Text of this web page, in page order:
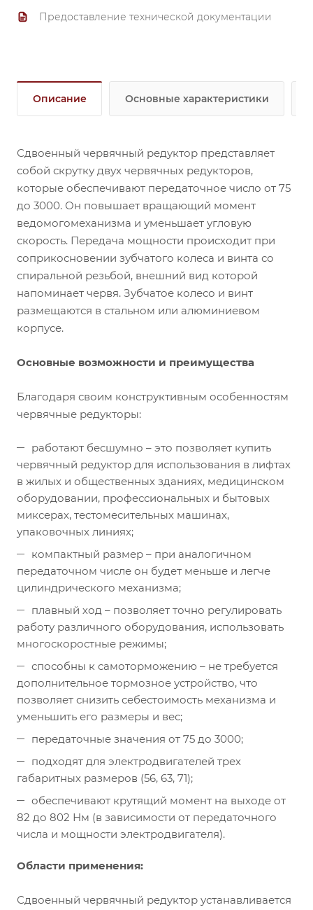
размеров (56, 63, 71);
Предоставление технической документации
Описание Основные характеристики
Сдвоенный червячный редуктор представляет
собой скрутку двух червячных редукторов,
которые обеспечивают передаточное число от 75
до 3000. Он повышает вращающий момент
ведомогомеханизма и уменьшает угловую
скорость. Передача мощности происходит при
соприкосновении зубчатого колеса и винта со
спиральной резьбой, внешний вид которой
напоминает червя. Зубчатое колесо и винт
размещаются в стальном или алюминиевом
корпусе.
Основные возможности и преимущества
Благодаря своим конструктивным особенностям
червячные редукторы:
работают бесшумно – это позволяет купить
червячный редуктор для использования в лифтах
в жилых и общественных зданиях, медицинском
оборудовании, профессиональных и бытовых
миксерах, тестомесительных машинах,
упаковочных линиях;
компактный размер – при аналогичном
передаточном числе он будет меньше и легче
цилиндрического механизма;
плавный ход – позволяет точно регулировать
работу различного оборудования, использовать
многоскоростные режимы;
способны к самоторможению – не требуется
дополнительное тормозное устройство, что
позволяет снизить себестоимость механизма и
уменьшить его размеры и вес;
передаточные значения от 75 до 3000;
подходят для электродвигателей трех
габаритных размеров (56, 63, 71);
обеспечивают крутящий момент на выходе от
82 до 802 Нм (в зависимости от передаточного
числа и мощности электродвигателя).
Области применения:
Сдвоенный червячный редуктор устанавливается